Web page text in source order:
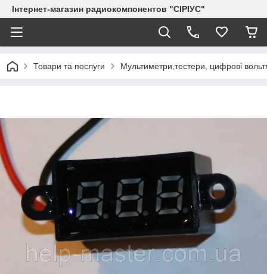
Інтернет-магазин радиокомпонентов "СІРІУС"
Товари та послуги Мультиметри,тестери, цифрові